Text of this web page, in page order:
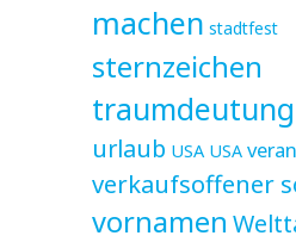
machen stadtfest
sternzeichen
traumdeutung
urlaub USA USA
verkaufsoffener
vornamen